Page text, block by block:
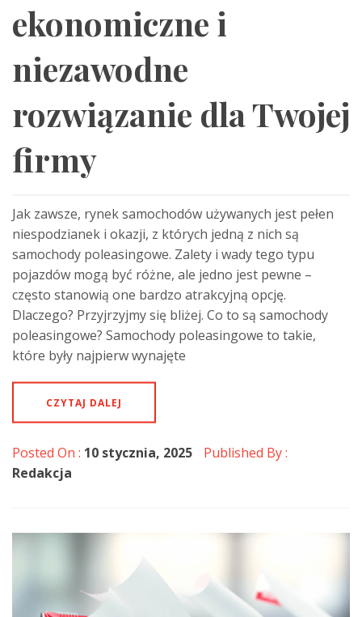
ekonomiczne i
niezawodne
rozwiązanie dla Twojej
firmy
Jak zawsze, rynek samochodów używanych jest pełen
niespodzianek i okazji, z których jedną z nich są
samochody poleasingowe. Zalety i wady tego typu
pojazdów mogą być różne, ale jedno jest pewne –
często stanowią one bardzo atrakcyjną opcję.
Dlaczego? Przyjrzyjmy się bliżej. Co to są samochody
poleasingowe? Samochody poleasingowe to takie,
które były najpierw wynajęte
CZYTAJ DALEJ
Posted On : 10 stycznia, 2025
Published By :
Redakcja